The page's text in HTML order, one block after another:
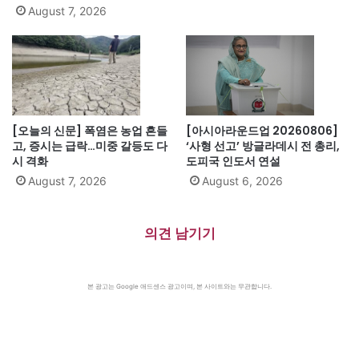
August 7, 2026
[오늘의 신문] 폭염은 농업 흔들
고, 증시는 급락…미중 갈등도 다
시 격화
August 7, 2026
[아시아라운드업 20260806]
‘사형 선고’ 방글라데시 전 총리,
도피국 인도서 연설
August 6, 2026
의견 남기기
본 광고는 Google 애드센스 광고이며, 본 사이트와는 무관합니다.